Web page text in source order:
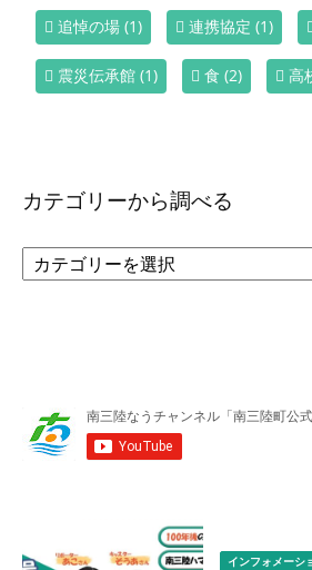
追悼の場 (1) 連携協定 (1)
震災伝承館 (1) 食 (2) 高
カテゴリーから調べる
カ
テ
ら
調
インフォメーシ